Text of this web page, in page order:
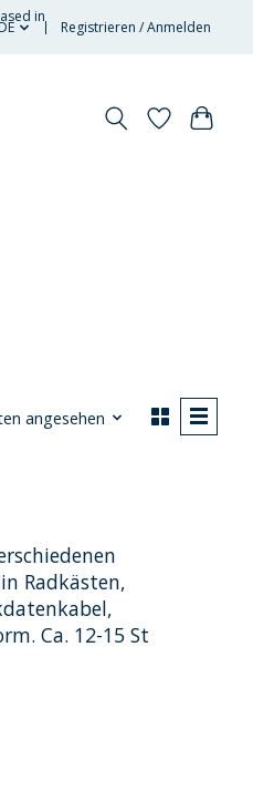
in
Registrieren / Anmelden
angesehen
Radkästen,
Ca. 12-15 St